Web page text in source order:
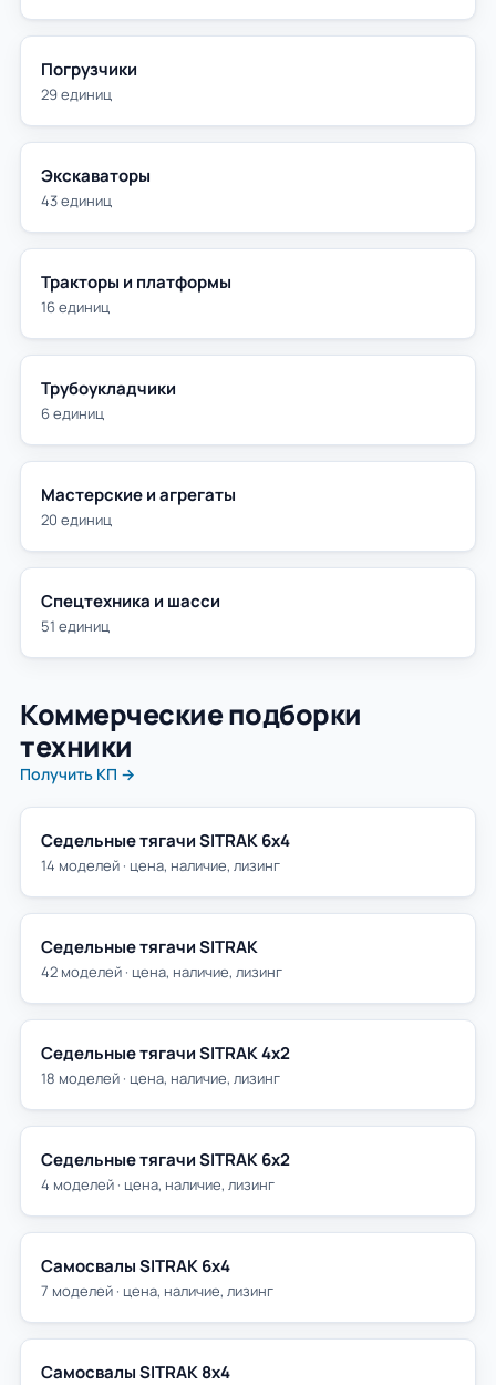
Погрузчики
29 единиц
Экскаваторы
43 единиц
Тракторы и платформы
16 единиц
Трубоукладчики
6 единиц
Мастерские и агрегаты
20 единиц
Спецтехника и шасси
51 единиц
Коммерческие подборки
техники
Получить КП →
Седельные тягачи SITRAK 6х4
14 моделей · цена, наличие, лизинг
Седельные тягачи SITRAK
42 моделей · цена, наличие, лизинг
Седельные тягачи SITRAK 4х2
18 моделей · цена, наличие, лизинг
Седельные тягачи SITRAK 6х2
4 моделей · цена, наличие, лизинг
Самосвалы SITRAK 6х4
7 моделей · цена, наличие, лизинг
Самосвалы SITRAK 8х4